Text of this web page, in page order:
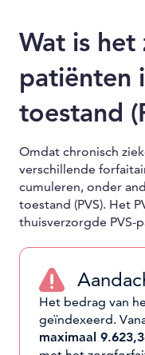
Wat is
patiënten
toestand
Omdat chronisch
verschillende
cumuleren, onder
toestand (PVS). Het
thuisverzorgde PVS-
Het bedrag van
geïndexeerd.
maximaal